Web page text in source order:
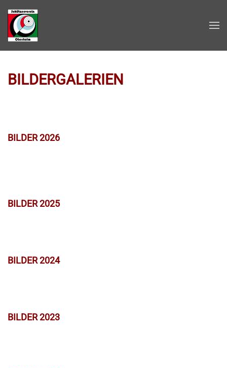
Zum Hauptinhalt springen
BILDERGALERIEN
BILDER 2026
BILDER 2025
BILDER 2024
BILDER 2023